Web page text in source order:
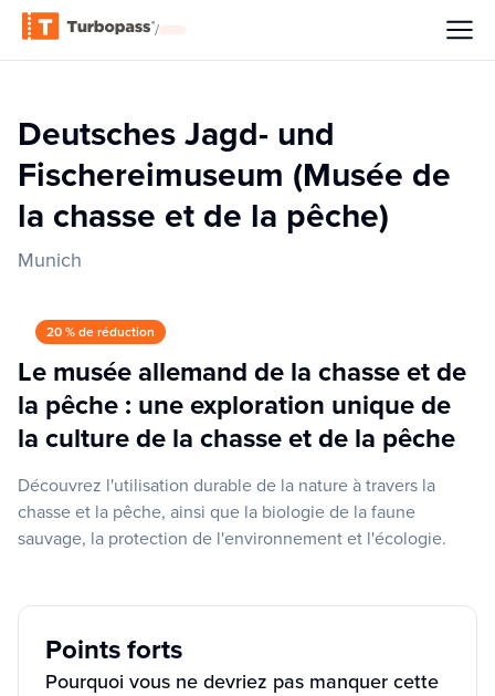
/
Deutsches Jagd- und
Fischereimuseum (Musée de
la chasse et de la pêche)
Munich
20 % de réduction
Le musée allemand de la chasse et de
la pêche : une exploration unique de
la culture de la chasse et de la pêche
Découvrez l'utilisation durable de la nature à travers la
chasse et la pêche, ainsi que la biologie de la faune
sauvage, la protection de l'environnement et l'écologie.
Points forts
Pourquoi vous ne devriez pas manquer cette